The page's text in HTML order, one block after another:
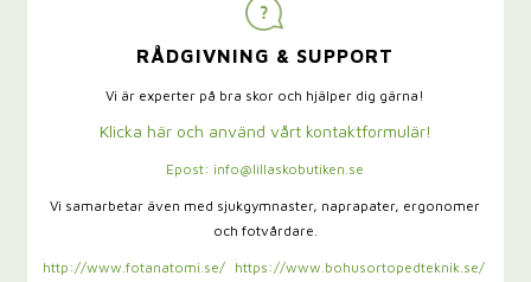
RÅDGIVNING & SUPPORT
Vi är experter på bra skor och hjälper dig gärna!
Klicka här och använd vårt kontaktformulär!
Epost: info@lillaskobutiken.se
Vi samarbetar även med sjukgymnaster, naprapater, ergonomer
och fotvårdare.
http://www.fotanatomi.se/
https://www.bohusortopedteknik.se/